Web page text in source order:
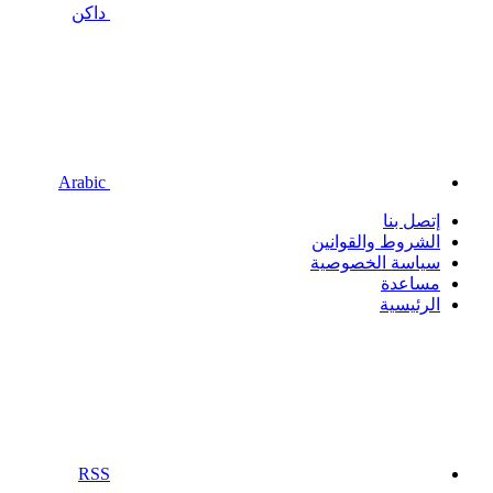
داكن
إتصل بنا
الشروط والقوانين
سياسة الخصوصية
مساعدة
الرئيسية
RSS